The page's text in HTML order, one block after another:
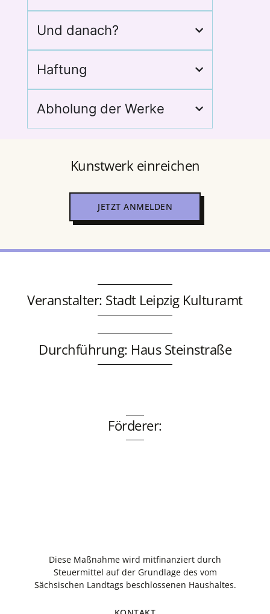
Und danach?
Haftung
Abholung der Werke
Kunstwerk einreichen
JETZT ANMELDEN
Veranstalter: Stadt Leipzig Kulturamt
Durchführung: Haus Steinstraße
Förderer:
Diese Maßnahme wird mitfinanziert durch
Steuermittel auf der Grundlage des vom
Sächsischen Landtags beschlossenen Haushaltes.